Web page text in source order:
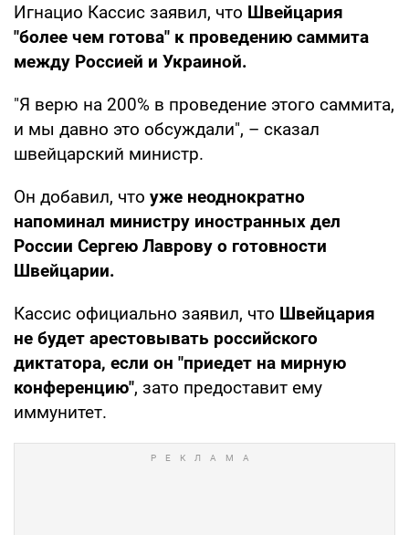
Игнацио Кассис заявил, что Швейцария
"более чем готова" к проведению саммита
между Россией и Украиной.
"Я верю на 200% в проведение этого саммита,
и мы давно это обсуждали", – сказал
швейцарский министр.
Он добавил, что уже неоднократно
напоминал министру иностранных дел
России Сергею Лаврову о готовности
Швейцарии.
Кассис официально заявил, что Швейцария
не будет арестовывать российского
диктатора, если он "приедет на мирную
конференцию", зато предоставит ему
иммунитет.